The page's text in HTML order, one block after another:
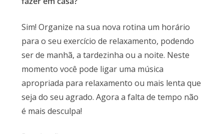
Sim! Organize na sua nova rotina um horário
para o seu exercício de relaxamento, podendo
ser de manhã, a tardezinha ou a noite. Neste
momento você pode ligar uma música
apropriada para relaxamento ou mais lenta que
seja do seu agrado. Agora a falta de tempo não
é mais desculpa!